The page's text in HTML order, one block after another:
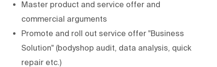
Master product and service offer and
commercial arguments
Promote and roll out service offer "Business
Solution" (bodyshop audit, data analysis, quick
repair etc.)